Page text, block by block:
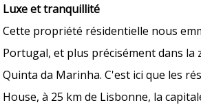
Luxe et tranquillité
Cette propriété résidentielle nous
Portugal, et plus précisément dans la
Quinta da Marinha. C'est ici que les
House, à 25 km de Lisbonne, la